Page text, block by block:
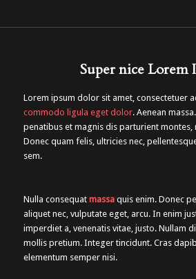
Super nice Lorem
Lorem ipsum dolor sit amet, consectetuer
commodo ligula eget dolor. Aenean
penatibus et magnis dis parturient montes,
Donec quam felis, ultricies nec,
sem.
Nulla consequat massaquis enim. Donec
aliquet nec, vulputate eget, arcu. In enim
imperdiet a, venenatis vitae, justo. Nullam
mollis pretium. Integer tincidunt. Cras
elementum semper nisi.